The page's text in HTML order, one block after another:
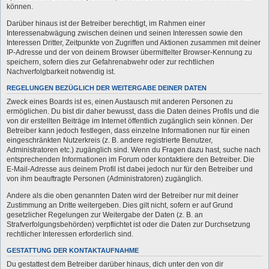
können.
Darüber hinaus ist der Betreiber berechtigt, im Rahmen einer
Interessenabwägung zwischen deinen und seinen Interessen sowie den
Interessen Dritter, Zeitpunkte von Zugriffen und Aktionen zusammen mit deiner
IP-Adresse und der von deinem Browser übermittelter Browser-Kennung zu
speichern, sofern dies zur Gefahrenabwehr oder zur rechtlichen
Nachverfolgbarkeit notwendig ist.
REGELUNGEN BEZÜGLICH DER WEITERGABE DEINER DATEN
Zweck eines Boards ist es, einen Austausch mit anderen Personen zu
ermöglichen. Du bist dir daher bewusst, dass die Daten deines Profils und die
von dir erstellten Beiträge im Internet öffentlich zugänglich sein können. Der
Betreiber kann jedoch festlegen, dass einzelne Informationen nur für einen
eingeschränkten Nutzerkreis (z. B. andere registrierte Benutzer,
Administratoren etc.) zugänglich sind. Wenn du Fragen dazu hast, suche nach
entsprechenden Informationen im Forum oder kontaktiere den Betreiber. Die
E-Mail-Adresse aus deinem Profil ist dabei jedoch nur für den Betreiber und
von ihm beauftragte Personen (Administratoren) zugänglich.
Andere als die oben genannten Daten wird der Betreiber nur mit deiner
Zustimmung an Dritte weitergeben. Dies gilt nicht, sofern er auf Grund
gesetzlicher Regelungen zur Weitergabe der Daten (z. B. an
Strafverfolgungsbehörden) verpflichtet ist oder die Daten zur Durchsetzung
rechtlicher Interessen erforderlich sind.
GESTATTUNG DER KONTAKTAUFNAHME
Du gestattest dem Betreiber darüber hinaus, dich unter den von dir